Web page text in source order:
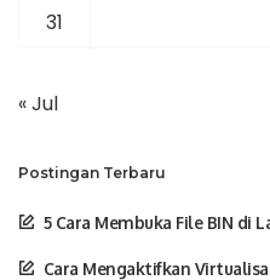
31
« Jul
Postingan Terbaru
5 Cara Membuka File BIN di
Cara Mengaktifkan